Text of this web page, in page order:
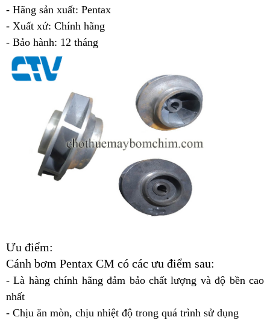
- Hãng sản xuất: Pentax
- Xuất xứ: Chính hãng
- Bảo hành: 12 tháng
Ưu điểm:
Cánh bơm Pentax CM có các ưu điểm sau:
- Là hàng chính hãng đảm bảo chất lượng và độ bền cao
nhất
- Chịu ăn mòn, chịu nhiệt độ trong quá trình sử dụng